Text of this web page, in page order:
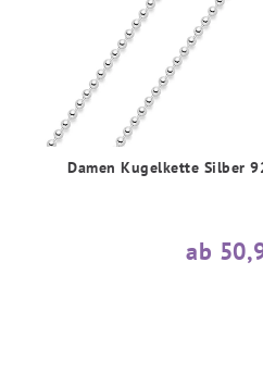
Damen Kugelkette Silber
ab